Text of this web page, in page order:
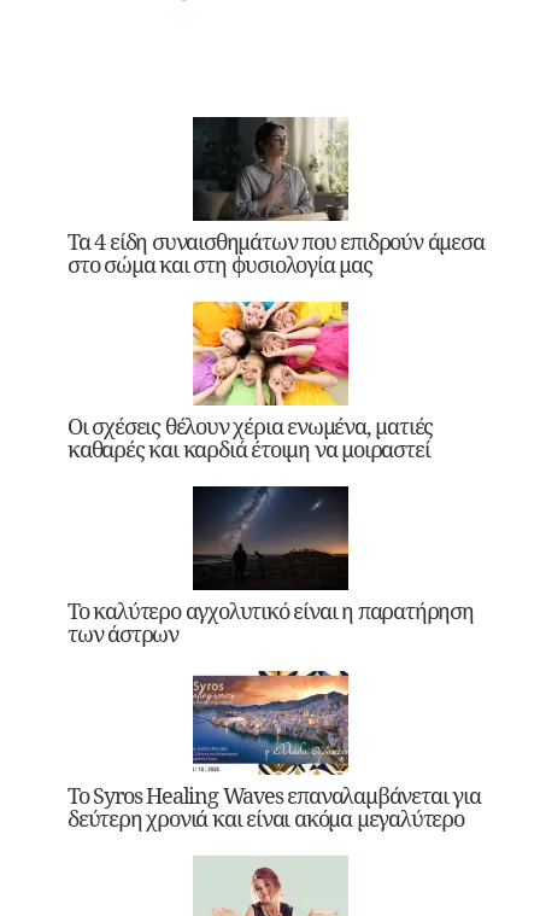
Τα 4 είδη συναισθημάτων που επιδρούν άμεσα
στο σώμα και στη φυσιολογία μας
Οι σχέσεις θέλουν χέρια ενωμένα, ματιές
καθαρές και καρδιά έτοιμη να μοιραστεί
Το καλύτερο αγχολυτικό είναι η παρατήρηση
των άστρων
Το Syros Healing Waves επαναλαμβάνεται για
δεύτερη χρονιά και είναι ακόμα μεγαλύτερο